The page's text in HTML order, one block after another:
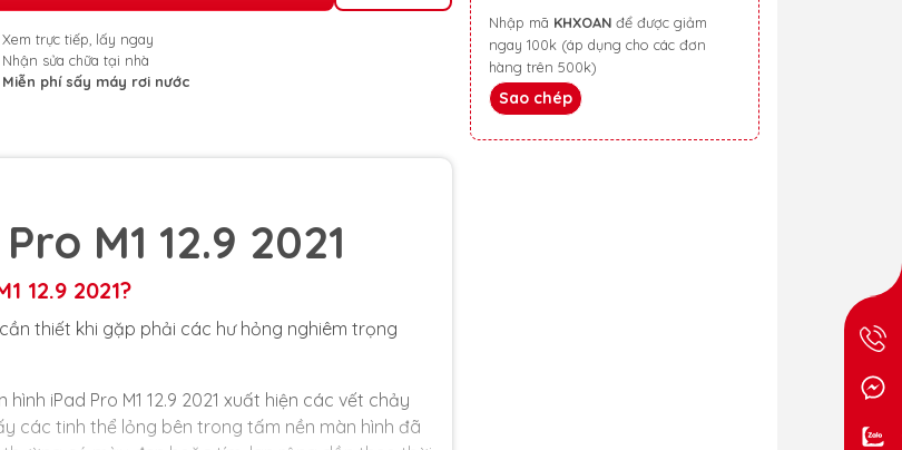
Xem trực tiếp, lấy ngay
Nhận sửa chữa tại nhà
Miễn phí sấy máy rơi nước
Nhập mã KHXOAN
ngay 100k (áp dụng cho các đơn
hàng trên 500k)
Sao chép
M1 12.9 2021
12.9 2021?
thiết khi gặp phải các hư hỏng nghiêm trọng
iPad Pro M1 12.9 2021 xuất hiện các vết chảy
các tinh thể lỏng bên trong tấm nền màn hình đã